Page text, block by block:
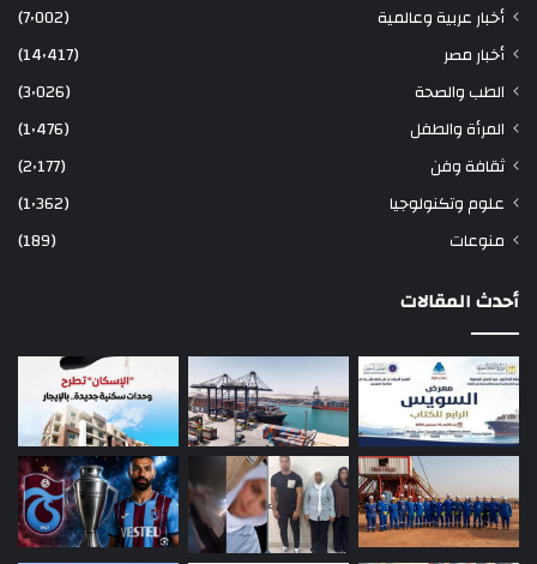
أخبار عربية وعالمية
(7٬002)
أخبار مصر
(14٬417)
الطب والصحة
(3٬026)
المرأة والطفل
(1٬476)
ثقافة وفن
(2٬177)
علوم وتكنولوجيا
(1٬362)
منوعات
(189)
أحدث المقالات